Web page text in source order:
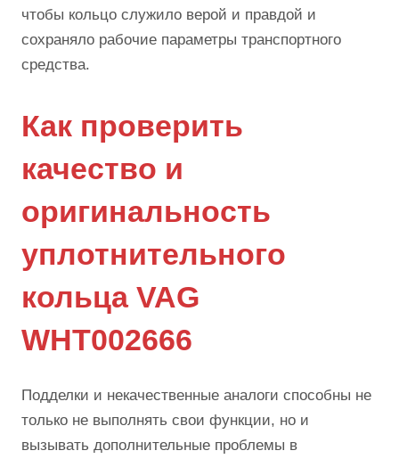
чтобы кольцо служило верой и правдой и
сохраняло рабочие параметры транспортного
средства.
Как проверить
качество и
оригинальность
уплотнительного
кольца VAG
WHT002666
Подделки и некачественные аналоги способны не
только не выполнять свои функции, но и
вызывать дополнительные проблемы в